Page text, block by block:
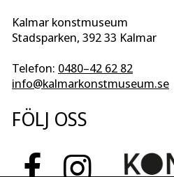
Kalmar konstmuseum
Stadsparken, 392 33 Kalmar
Telefon: 0480–42 62 82
info@kalmarkonstmuseum.se
FÖLJ OSS